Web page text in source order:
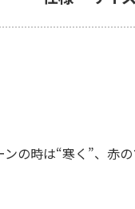
時は“寒く”、赤